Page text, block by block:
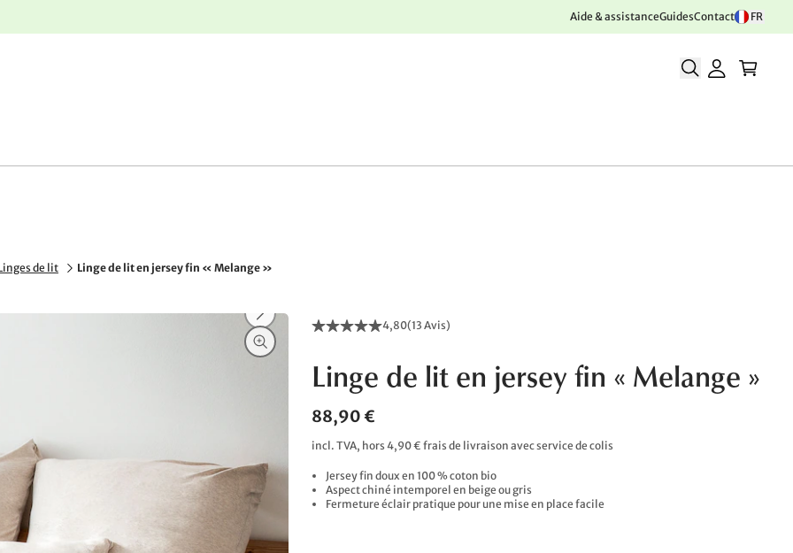
Aide & assistanceGuidesContact FR
de lit Linge de lit en jersey fin « Melange »
4,80(13 Avis)
Linge de lit en jersey fin « Melange »
88,90 €
incl. TVA, hors 4,90 € frais de livraison avec service de colis
Jersey fin doux en 100 % coton bio
Aspect chiné intemporel en beige ou gris
Fermeture éclair pratique pour une mise en place facile